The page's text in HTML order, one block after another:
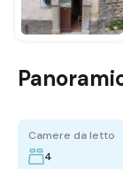
Camere da letto
4